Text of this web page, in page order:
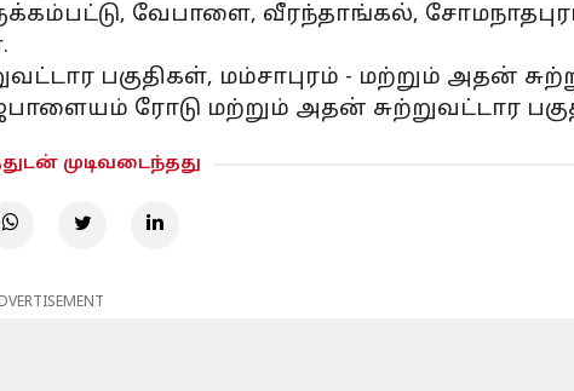
வேபாளை, வீரந்தாங்கல்,
பகுதிகள், மம்சாபுரம் - மற்றும் அதன்
ரோடு மற்றும் அதன் சுற்றுவட்டார
முடிவடைந்தது